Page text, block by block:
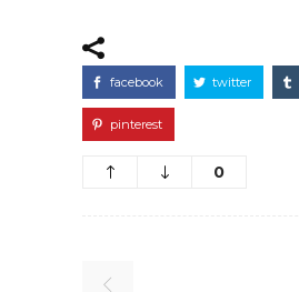
facebook twitter
pinterest
0